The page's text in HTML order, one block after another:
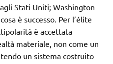
Stati Uniti; Washington
è successo. Per l’élite
è accettata
materiale, non come un
un sistema costruito